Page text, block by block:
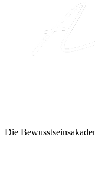
Die